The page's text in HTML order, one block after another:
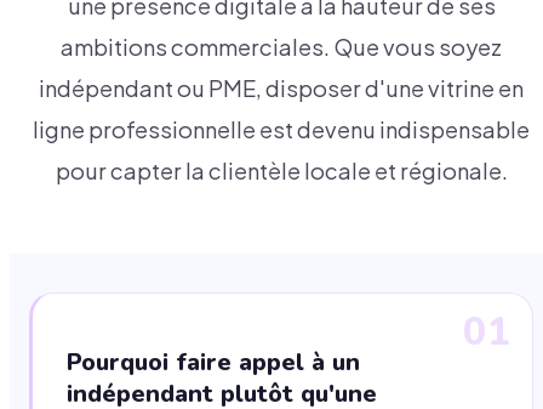
une présence digitale à la hauteur de ses
ambitions commerciales. Que vous soyez
indépendant ou PME, disposer d'une vitrine en
ligne professionnelle est devenu indispensable
pour capter la clientèle locale et régionale.
01
Pourquoi faire appel à un
indépendant plutôt qu'une